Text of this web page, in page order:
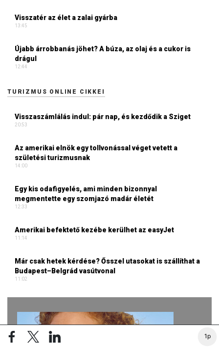
1p
Visszatér az élet a zalai gyárba
13:45
Újabb árrobbanás jöhet? A búza, az olaj és a cukor is
drágul
12:44
TURIZMUS ONLINE CIKKEI
Visszaszámlálás indul: pár nap, és kezdődik a Sziget
20:53
Az amerikai elnök egy tollvonással véget vetett a
születési turizmusnak
14:00
Egy kis odafigyelés, ami minden bizonnyal
megmentette egy szomjazó madár életét
12:33
Amerikai befektető kezébe kerülhet az easyJet
11:14
Már csak hetek kérdése? Ősszel utasokat is szállíthat a
Budapest–Belgrád vasútvonal
11:02